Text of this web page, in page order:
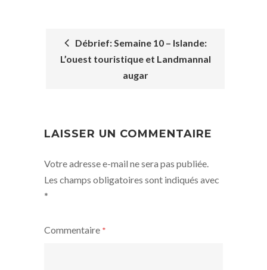
POST
Débrief: Semaine 10 – Islande:
L’ouest touristique et Landmannal
augar
LAISSER UN COMMENTAIRE
Votre adresse e-mail ne sera pas publiée.
Les champs obligatoires sont indiqués avec
*
Commentaire *